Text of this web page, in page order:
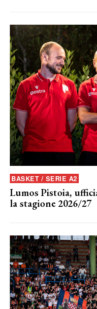
BASKET / SERIE A2
Lumos Pistoia,
la stagione 2026/27